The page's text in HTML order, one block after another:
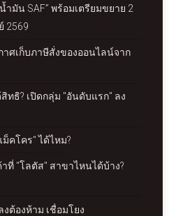
ำมัน SAF” พร้อมเตรียมขยาย 2
2569
าศเก็บภาษีสั่งของออนไลน์จาก
ทธิ? เปิดกลุ่ม "อันดับแรก" ลง
คโคร" ได้ไหม?
ที่ "โลตัส" สาขาไหนได้บ้าง?
งต้องห้าม เชื่อมโยง